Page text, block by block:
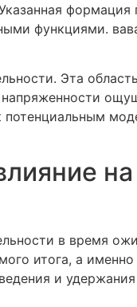
формация
функциями.
Эта
на
в время
итога, а именно
и